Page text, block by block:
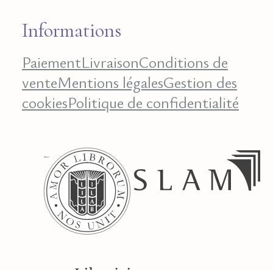
Informations
PaiementLivraisonConditions de
venteMentions légalesGestion des
cookiesPolitique de confidentialité